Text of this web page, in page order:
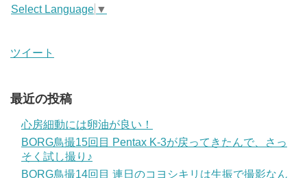
Select Language ▼
ツイート
最近の投稿
心房細動には卵油が良い！
BORG鳥撮15回目 Pentax K-3が戻ってきたんで、さっ
そく試し撮り♪
BORG鳥撮14回目 連日のコヨシキリは生振で撮影なん